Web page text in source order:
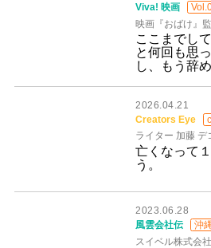
Viva! 映画
映画『おばけ』
ここまでし
と何回も思
し、もう辞
2026.04.21
Creators Eye
ライター 加藤 デ
亡くなって
う。
2023.06.28
風雲会社伝
沖
スイベル株式会